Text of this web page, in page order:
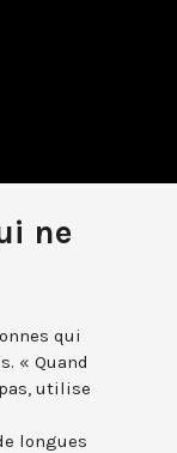
ne
qui
« Quand
utilise
longues